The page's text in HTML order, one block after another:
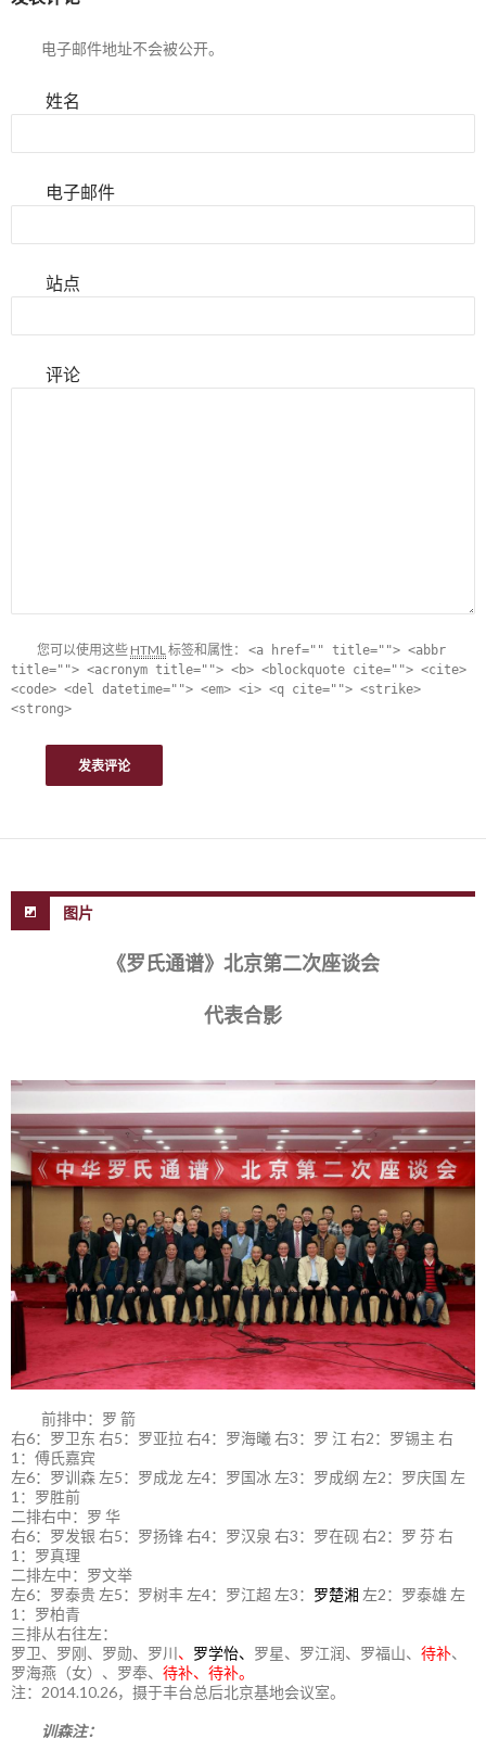
电子邮件地址不会被公开。
姓名
电子邮件
站点
评论
您可以使用这些 HTML 标签和属性： <a href="" title=""> <abbr
title=""> <acronym title=""> <b> <blockquote cite=""> <cite>
<code> <del datetime=""> <em> <i> <q cite=""> <strike>
<strong>
图片
《罗氏通谱》北京第二次座谈会
代表合影
前排中：罗 箭
右6：罗卫东 右5：罗亚拉 右4：罗海曦 右3：罗 江 右2：罗锡主 右
1：傅氏嘉宾
左6：罗训森 左5：罗成龙 左4：罗国冰 左3：罗成纲 左2：罗庆国 左
1：罗胜前
二排右中：罗 华
右6：罗发银 右5：罗扬锋 右4：罗汉泉 右3：罗在砚 右2：罗 芬 右
1：罗真理
二排左中：罗文举
左6：罗泰贵 左5：罗树丰 左4：罗江超 左3： 罗楚湘 左2：罗泰雄 左
1：罗柏青
三排从右往左：
罗卫、罗刚、罗勋、罗川、 罗学怡、 罗星、罗江润、罗福山、 待补、
罗海燕（女）、罗奉、 待补、待补。
注：2014.10.26，摄于丰台总后北京基地会议室。
训森注：